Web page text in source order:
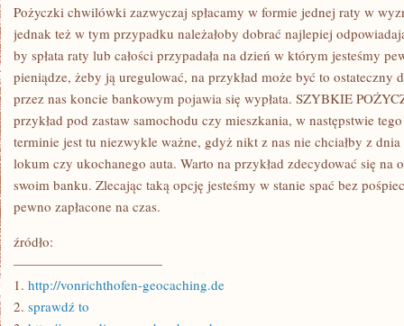
Pożyczki chwilówki zazwyczaj spłacamy w formie jednej raty w
jednak też w tym przypadku należałoby dobrać najlepiej
by spłata raty lub całości przypadała na dzień w którym jesteśmy
pieniądze, żeby ją uregulować, na przykład może być to ostateczny
przez nas koncie bankowym pojawia się wypłata. SZYBKIE
przykład pod zastaw samochodu czy mieszkania, w następstwie
terminie jest tu niezwykle ważne, gdyż nikt z nas nie chciałby z dnia
lokum czy ukochanego auta. Warto na przykład zdecydować się
swoim banku. Zlecając taką opcję jesteśmy w stanie spać bez
pewno zapłacone na czas.
źródło:
———————————
1. http://vonrichthofen-geocaching.de
2. sprawdź to